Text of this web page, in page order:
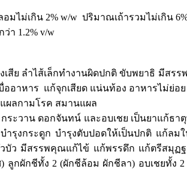
กิน 2% w/w ปริมาณเถ้ารวมไม่เกิน
า 1.2% v/w
เสีย ลำไส้เล็กทำงานผิดปกติ ขับพยาธิ มี
หาร แก้จุกเสียด แน่นท้อง อาหารไม่ย่อ
ผลกามโรค สมานแผล
กระวาน ดอกจันทน์ และอบเชย เป็นยาแก้ธ
รุงกระดูก บำรุงตับปอดให้เป็นปกติ แก้ลม
บัว มีสรรพคุณแก้ไข้ แก้พรรดึก แก้ตรีสมุฏ
ลูกผักชีทั้ง 2 (ผักชีล้อม ผักชีลา) อบเชยทั้ง